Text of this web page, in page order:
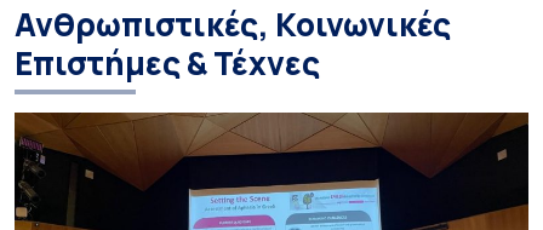
Ανθρωπιστικές, Κοινωνικές
Επιστήμες & Τέχνες